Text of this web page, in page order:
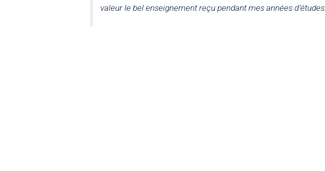
valeur le bel enseignement reçu pendant mes années d’études.